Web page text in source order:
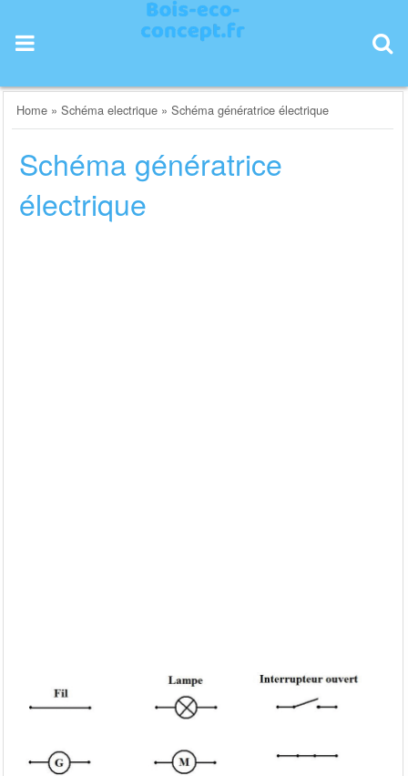
content
Home »Schéma electrique »Schéma génératrice électrique
Schéma génératrice
électrique